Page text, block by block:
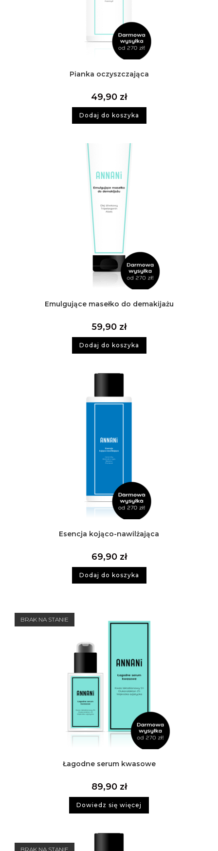
Pianka oczyszczająca
49,90 zł
Dodaj do koszyka
Emulgujące masełko do demakijażu
59,90 zł
Dodaj do koszyka
Esencja kojąco-nawilżająca
69,90 zł
Dodaj do koszyka
BRAK NA STANIE
Łagodne serum kwasowe
89,90 zł
Dowiedz się więcej
BRAK NA STANIE